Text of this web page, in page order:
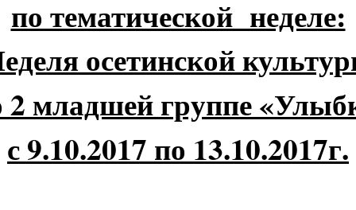
по тематической неделе:
осетинской
2 младшей группе
с 9.10.2017 по 13.10.2017г.